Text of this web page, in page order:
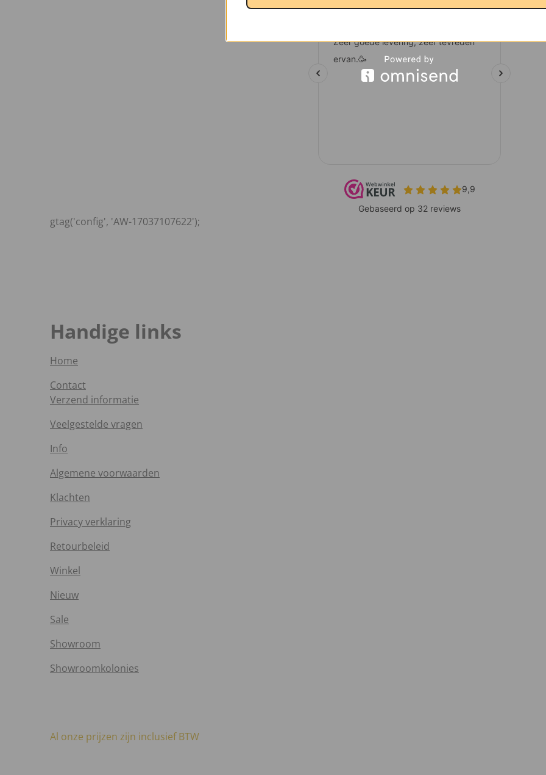
gtag('config', 'AW-17037107622');
Handige links
Home
Contact
Verzend informatie
Veelgestelde vragen
Info
Algemene voorwaarden
Klachten
Privacy verklaring
Retourbeleid
Winkel
Nieuw
Sale
Showroom
Showroomkolonies
Al onze prijzen zijn inclusief BTW